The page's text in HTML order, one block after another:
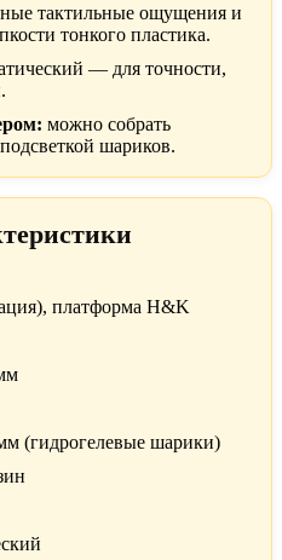
тактильные ощущения и
тонкого пластика.
— для точности,
можно собрать
шариков.
платформа H&K
(гидрогелевые шарики)